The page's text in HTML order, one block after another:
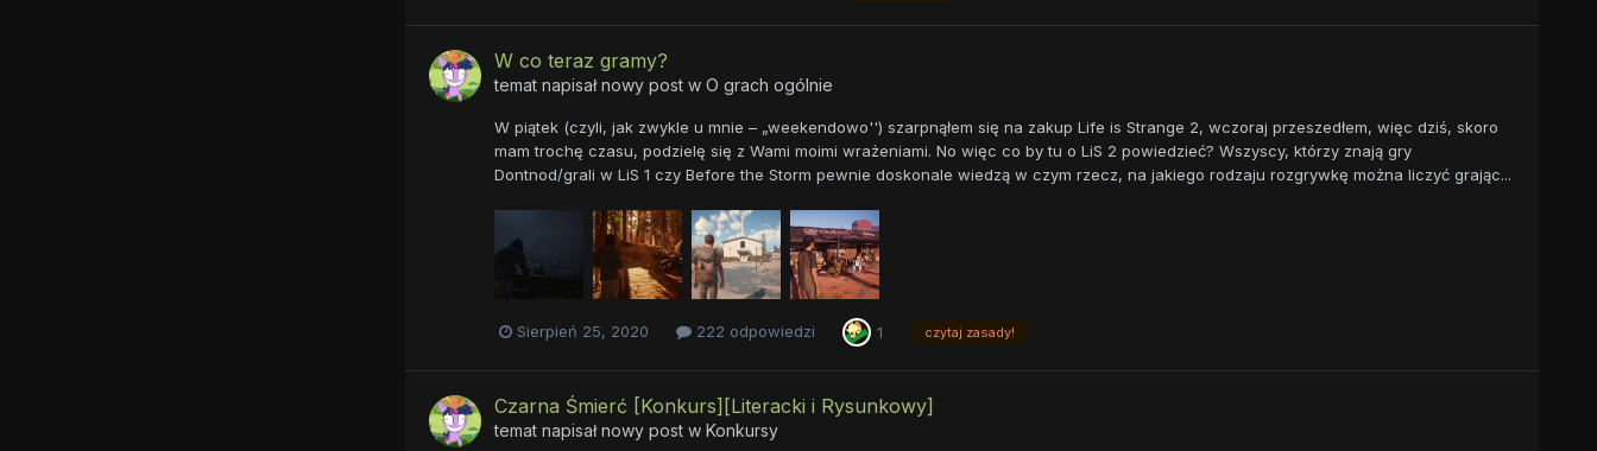
W co teraz gramy?
temat napisał nowy post w O grach ogólnie
W piątek (czyli, jak zwykle u mnie – „weekendowo'') szarpnąłem się na zakup Life is Strange 2, wczoraj przeszedłem, więc dziś, skoro
mam trochę czasu, podzielę się z Wami moimi wrażeniami. No więc co by tu o LiS 2 powiedzieć? Wszyscy, którzy znają gry
Dontnod/grali w LiS 1 czy Before the Storm pewnie doskonale wiedzą w czym rzecz, na jakiego rodzaju rozgrywkę można liczyć grając...
Sierpień 25, 2020 222 odpowiedzi 1 czytaj zasady!
Czarna Śmierć [Konkurs][Literacki i Rysunkowy]
temat napisał nowy post w Konkursy